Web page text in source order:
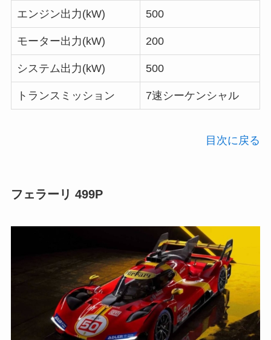
エンジン出力(kW) 500
モーター出力(kW) 200
システム出力(kW) 500
トランスミッション 7速シーケンシャル
目次に戻る
フェラーリ 499P